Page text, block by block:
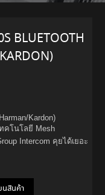
BLUETOOTH
Kardon)
คโนโลยี Mesh
Intercom คุยได้เยอะ
นสินค้า